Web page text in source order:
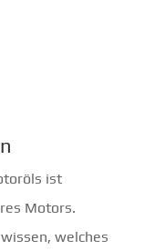
ist
Motors.
welches